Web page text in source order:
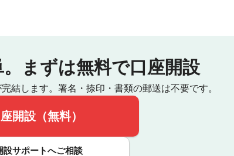
まずは無料で口座開設
結します。 署名・捺印・書類の郵送は不要です。
開設（無料）
設サポートへご相談